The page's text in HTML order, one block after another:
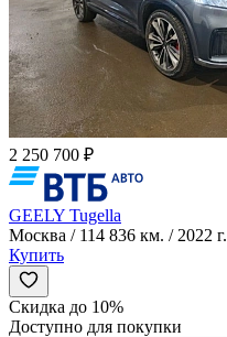
2 250 700 ₽
GEELY Tugella
Москва / 114 836 км. / 2022 г.
Купить
Скидка до 10%
Доступно для покупки